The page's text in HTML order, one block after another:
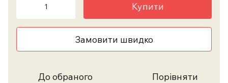
Купити
Замовити швидко
До обраного Порівняти